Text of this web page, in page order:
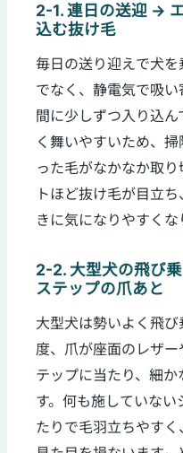
2-1. 連日の送迎 →
込む抜け毛
毎日の送り迎えで犬
でなく、静電気で吸
間に少しずつ入り込
く舞いやすいため、
った毛がなかなか取
トほど抜け毛が目立
きに気になりやすくな
2-2. 大型犬の飛び
ステップの爪あと
大型犬は勢いよく飛
度、爪が座面のレザ
テップに当たり、細
す。何も施していな
たりで毛羽立ちやす